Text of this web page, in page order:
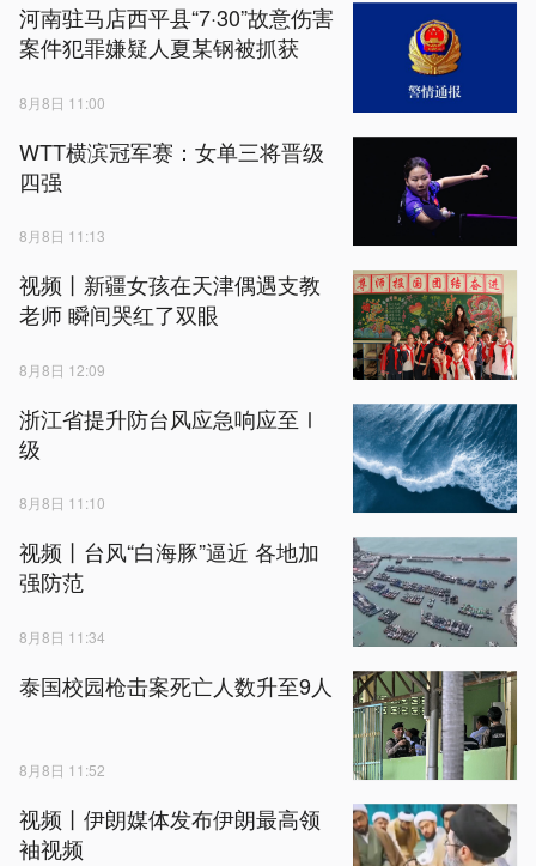
河南驻马店西平县“7·30”故意伤害
案件犯罪嫌疑人夏某钢被抓获
8月8日 11:00
WTT横滨冠军赛：女单三将晋级
四强
8月8日 11:13
视频丨新疆女孩在天津偶遇支教
老师 瞬间哭红了双眼
8月8日 12:09
浙江省提升防台风应急响应至Ⅰ
级
8月8日 11:10
视频丨台风“白海豚”逼近 各地加
强防范
8月8日 11:34
泰国校园枪击案死亡人数升至9人
8月8日 11:52
视频丨伊朗媒体发布伊朗最高领
袖视频